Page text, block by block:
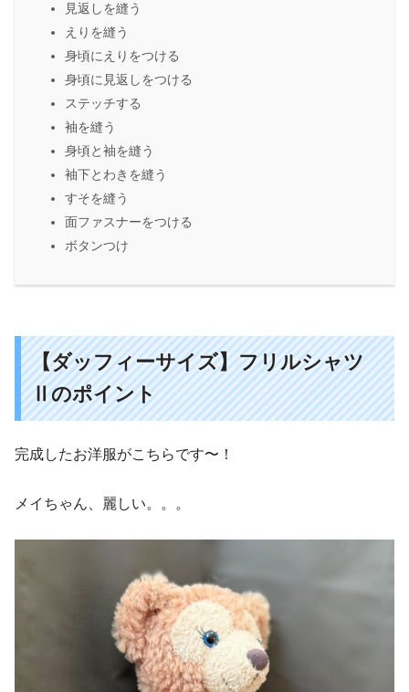
見返しを縫う
えりを縫う
身頃にえりをつける
身頃に見返しをつける
ステッチする
袖を縫う
身頃と袖を縫う
袖下とわきを縫う
すそを縫う
面ファスナーをつける
ボタンつけ
【ダッフィーサイズ】フリルシャツ
Ⅱのポイント
完成したお洋服がこちらです〜！
メイちゃん、麗しい。。。